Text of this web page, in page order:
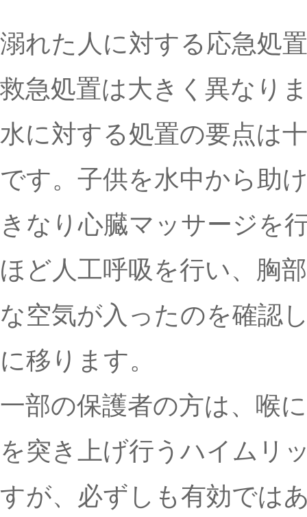
溺れた人に対する応急処
救急処置は大きく異なり
水に対する処置の要点は
です。子供を水中から助
きなり心臓マッサージを
ほど人工呼吸を行い、胸
な空気が入ったのを確認
に移ります。
一部の保護者の方は、喉
を突き上げ行うハイムリ
すが、必ずしも有効では